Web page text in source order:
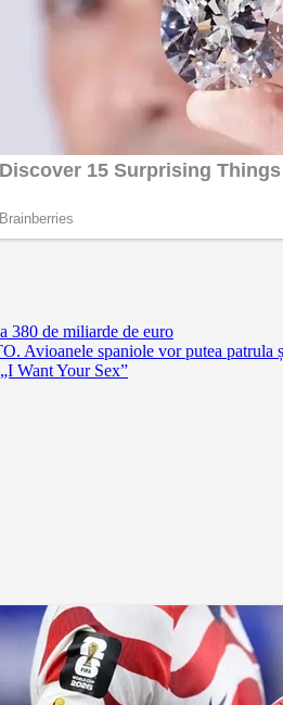
380 de miliarde de euro
Avioanele spaniole vor putea patrula
Want Your Sex”